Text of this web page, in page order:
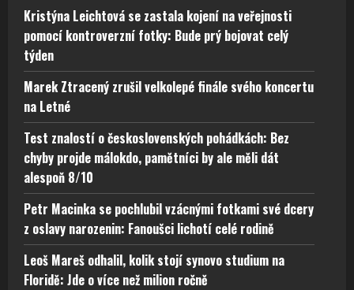
Kristýna Leichtová se zastala kojení na veřejnosti
pomocí kontroverzní fotky: Bude prý bojovat celý
týden
Marek Ztracený zrušil velkolepé finále svého koncertu
na Letné
Test znalostí o československých pohádkách: Bez
chyby projde málokdo, pamětníci by ale měli dát
alespoň 8/10
Petr Macinka se pochlubil vzácnými fotkami své dcery
z oslavy narozenin: Fanoušci lichotí celé rodině
Leoš Mareš odhalil, kolik stojí synovo studium na
Floridě: Jde o více než milion ročně